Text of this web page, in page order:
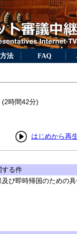
法 FAQ
(2時間42分)
はじめから再
する件
び即時帰国のための